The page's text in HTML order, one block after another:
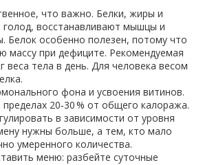
что важно. Белки, жиры и
голод, восстанавливают мышцы и
Белок особенно полезен, потому что
массу при дефиците. Рекомендуемая
веса тела в день. Для человека весом
фона и усвоения витинов.
20‑30 % от общего калоража.
в зависимости от уровня
нужны больше, а тем, кто мало
умеренного количества.
меню: разбейте суточные